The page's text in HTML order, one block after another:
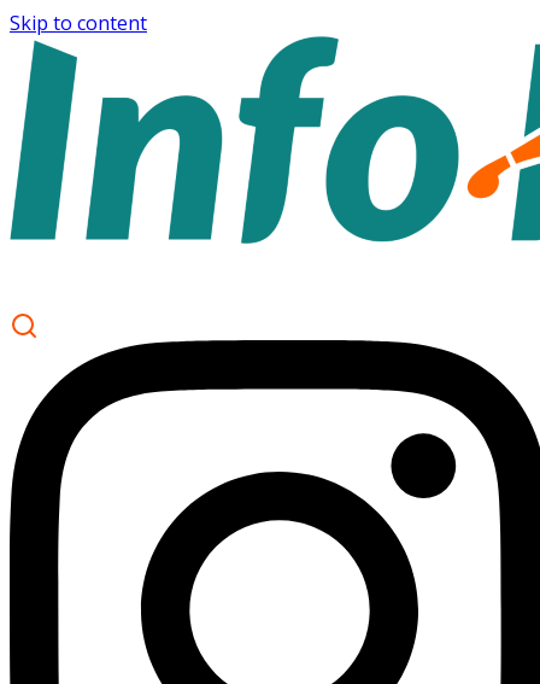
Skip to content